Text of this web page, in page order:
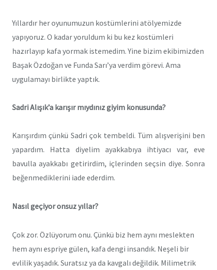
Yıllardır her oyunumuzun kostümlerini atölyemizde
yapıyoruz. O kadar yoruldum ki bu kez kostümleri
hazırlayıp kafa yormak istemedim. Yine bizim ekibimizden
Başak Özdoğan ve Funda Sarı’ya verdim görevi. Ama
uygulamayı birlikte yaptık.
Sadri Alışık’a karışır mıydınız giyim konusunda?
Karışırdım çünkü Sadri çok tembeldi. Tüm alışverişini ben
yapardım. Hatta diyelim ayakkabıya ihtiyacı var, eve
bavulla ayakkabı getirirdim, içlerinden seçsin diye. Sonra
beğenmediklerini iade ederdim.
Nasıl geçiyor onsuz yıllar?
Çok zor. Özlüyorum onu. Çünkü biz hem aynı meslekten
hem aynı espriye gülen, kafa dengi insandık. Neşeli bir
evlilik yaşadık. Suratsız ya da kavgalı değildik. Milimetrik